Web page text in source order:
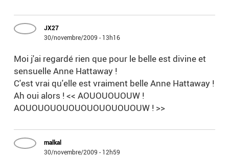
JX27
30/novembre/2009 - 13h16
Moi j'ai regardé rien que pour le belle est divine et
sensuelle Anne Hattaway !
C'est vrai qu'elle est vraiment belle Anne Hattaway !
Ah oui alors ! << AOUOUOUOUW !
AOUOUOUOUOUOUOUOUOUOUW ! >>
malkal
30/novembre/2009 - 12h59